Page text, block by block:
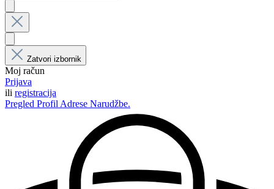
Zatvori izbornik
Moj račun
Prijava
ili registracija
Pregled Profil Adrese Narudžbe.